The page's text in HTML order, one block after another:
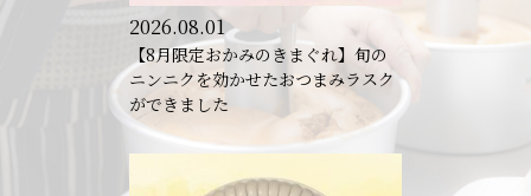
2026.08.01
【8月限定おかみのきまぐれ】旬の
ニンニクを効かせたおつまみラスク
ができました